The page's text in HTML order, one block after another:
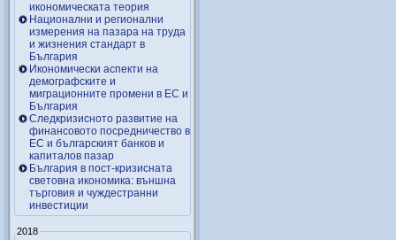
икономическата теория
Национални и регионални
измерения на пазара на труда
и жизнения стандарт в
България
Икономически аспекти на
демографските и
миграционните промени в ЕС и
България
Следкризисното развитие на
финансовото посредничество в
ЕС и българският банков и
капиталов пазар
България в пост-кризисната
световна икономика: външна
търговия и чуждестранни
инвестиции
2018